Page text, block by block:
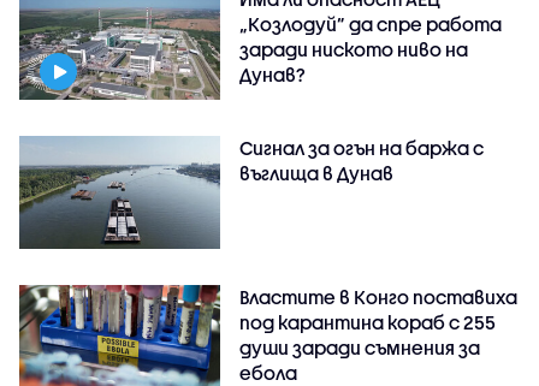
„Козлодуй” да спре работа
заради ниското ниво на
Дунав?
Сигнал за огън на баржа с
въглища в Дунав
Властите в Конго поставиха
под карантина кораб с 255
души заради съмнения за
ебола